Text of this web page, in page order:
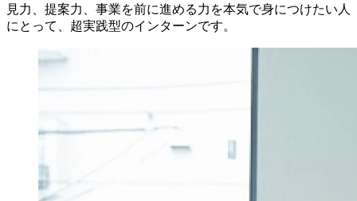
見力、提案力、事業を前に進める力を本気で身につけたい人
にとって、超実践型のインターンです。